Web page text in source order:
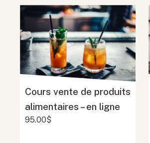
Cours vente de produits
alimentaires – en ligne
95.00$